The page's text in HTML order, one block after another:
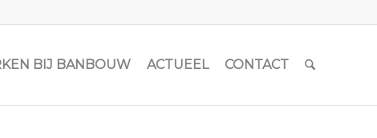
BIJ BANBOUW ACTUEEL CONTACT